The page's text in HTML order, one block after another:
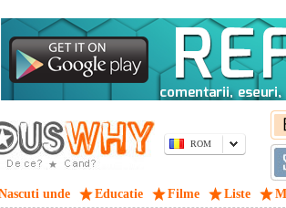
ROM
unde Educatie Filme Liste